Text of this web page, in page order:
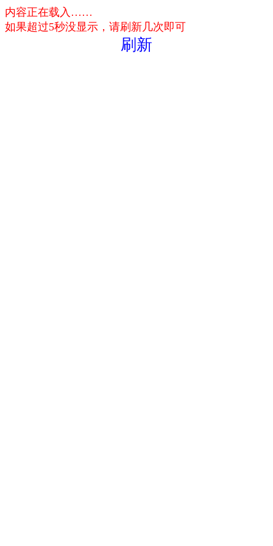
内容正在载入……
如果超过5秒没显示，请刷新几次即可
刷新